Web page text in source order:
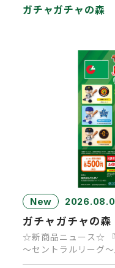
ガチャガチャの森
New
ガチャガチャの森
☆新商品ニュース☆
～セントラルリーグ
次発売中です。 …